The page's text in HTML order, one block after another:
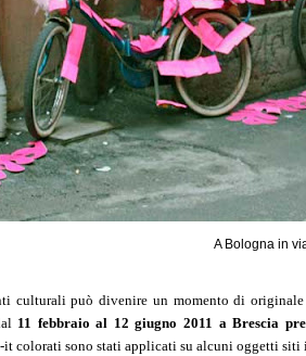
A Bologna in
culturali può divenire un momento di
11 febbraio al 12 giugno 2011 a Brescia
colorati sono stati applicati su alcuni oggetti siti